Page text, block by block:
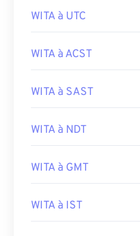
WITA à UTC
WITA à ACST
WITA à SAST
WITA à NDT
WITA à GMT
WITA à IST